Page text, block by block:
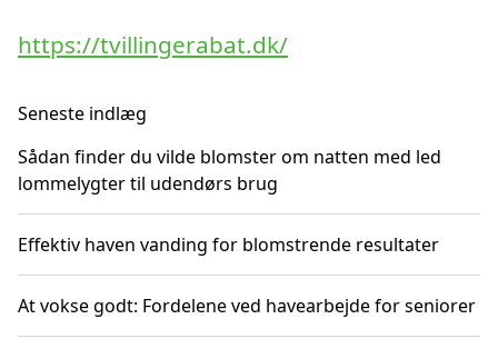
https://tvillingerabat.dk/
Seneste indlæg
Sådan finder du vilde blomster om natten med led
lommelygter til udendørs brug
Effektiv haven vanding for blomstrende resultater
At vokse godt: Fordelene ved havearbejde for seniorer